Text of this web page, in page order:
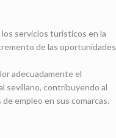
servicios turísticos en la
de las oportunidades
adecuadamente el
sevillano, contribuyendo al
empleo en sus comarcas.